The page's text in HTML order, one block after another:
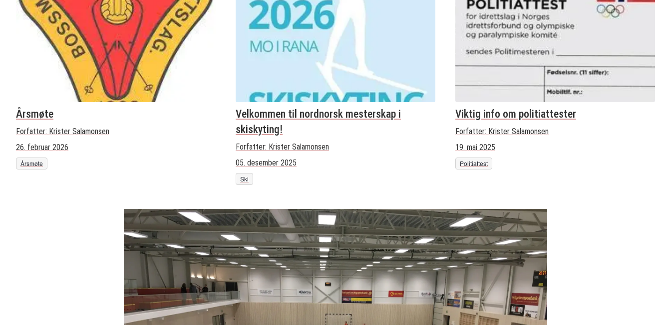
Årsmøte
Forfatter: Krister Salamonsen
26. februar 2026
Årsmøte
Velkommen til nordnorsk mesterskap i
skiskyting!
Forfatter: Krister Salamonsen
05. desember 2025
Ski
Viktig info om politiattester
Forfatter: Krister Salamonsen
19. mai 2025
Politiattest